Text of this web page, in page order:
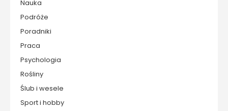
Nauka
Podróże
Poradniki
Praca
Psychologia
Rośliny
Ślub i wesele
Sport i hobby